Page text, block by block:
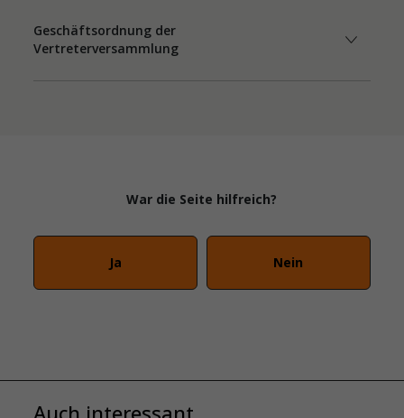
Geschäftsordnung der
Vertreterversammlung
War die Seite hilfreich?
Ja Nein
Auch interessant